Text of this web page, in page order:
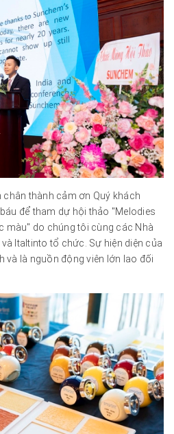
chân thành cảm ơn Quý khách
để tham dự hội thảo "Melodies
màu" do chúng tôi cùng các Nhà
Italtinto tổ chức. Sự hiện diện của
và là nguồn động viên lớn lao đối